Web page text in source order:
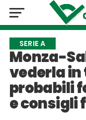
SERIE A
Monza-
vederla
probabili
e consigli